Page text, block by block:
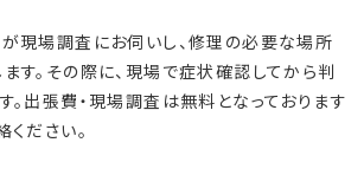
現場調査にお伺いし、修理の必要な場所
す。その際に、現場で症状確認してから判
。出張費・現場調査は無料となっております
ください。